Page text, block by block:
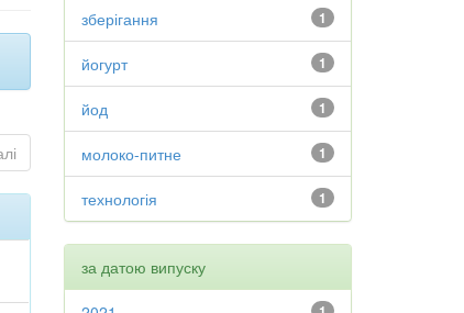
1
зберігання
1
йогурт
1
йод
1
молоко-питне
1
технологія
за датою випуску